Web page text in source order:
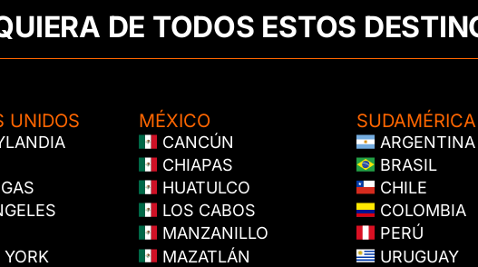
DE TODOS ESTOS
UNIDOS
YORK
MÉXICO
CANCÚN
CHIAPAS
HUATULCO
LOS CABOS
MANZANILLO
MAZATLÁN
SUDAMÉRICA
ARGENTINA
BRASIL
CHILE
COLOMBIA
PERÚ
URUGUAY